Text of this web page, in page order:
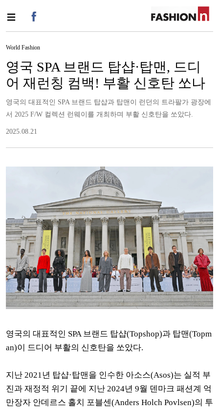
World Fashion
영국 SPA 브랜드 탑샵·탑맨, 드디
어 재런칭 컴백! 부활 신호탄 쏘나
영국의 대표적인 SPA 브랜드 탑샵과 탑맨이 런던의 트라팔가 광장에
서 2025 F/W 컬렉션 런웨이를 개최하며 부활 신호탄을 쏘았다.
2025.08.21
영국의 대표적인 SPA 브랜드 탑샵(Topshop)과 탑맨(Topm
an)이 드디어 부활의 신호탄을 쏘았다.
지난 2021년 탑샵·탑맨을 인수한 아소스(Asos)는 실적 부
진과 재정적 위기 끝에 지난 2024년 9월 덴마크 패션계 억
만장자 안데르스 홀치 포블센(Anders Holch Povlsen)의 투